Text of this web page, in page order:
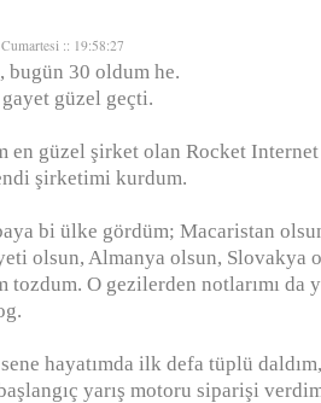
:: 19:58:27
bugün 30 oldum he.
gayet güzel geçti.
en güzel şirket olan Rocket
şirketimi kurdum.
bi ülke gördüm; Macaristan
olsun, Almanya olsun, Slovakya
tozdum. O gezilerden notlarımı da
hayatımda ilk defa tüplü
yarış motoru siparişi